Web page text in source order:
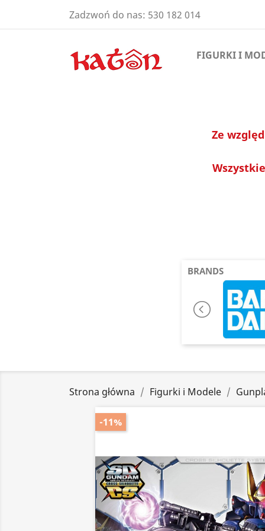
Zadzwoń do nas: 530 182 014
FIGURKI I
Ze
BRANDS
Strona główna Figurki i Modele
-11%